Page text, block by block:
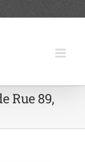
Rue 89,